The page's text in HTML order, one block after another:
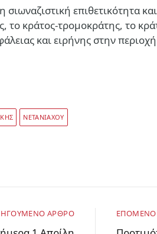
επιθετικότητα
το κράτος-τρομοκράτης, το
και ειρήνης στην
ΝΕΤΑΝΙΑΧΟΥ
ΆΡΘΡΟ